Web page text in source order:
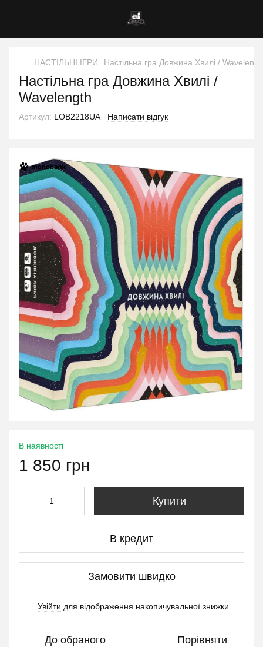
НАСТІЛЬНІ ІГРИ Настільна гра Довжина Хвилі /
Настільна гра Довжина Хвилі /
Wavelength
Артикул: LOB2218UA Написати відгук
В наявності
1 850 грн
Купити
В кредит
Замовити швидко
Увійти для відображення накопичувальної знижки
До обраного Порівняти